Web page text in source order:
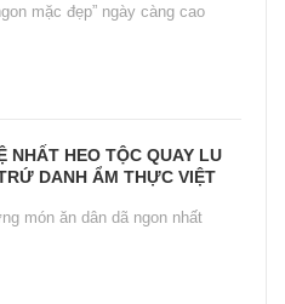
mặc đẹp” ngày càng cao
NHẤT HEO TỘC QUAY LU
DANH ẨM THỰC VIỆT
món ăn dân dã ngon nhất